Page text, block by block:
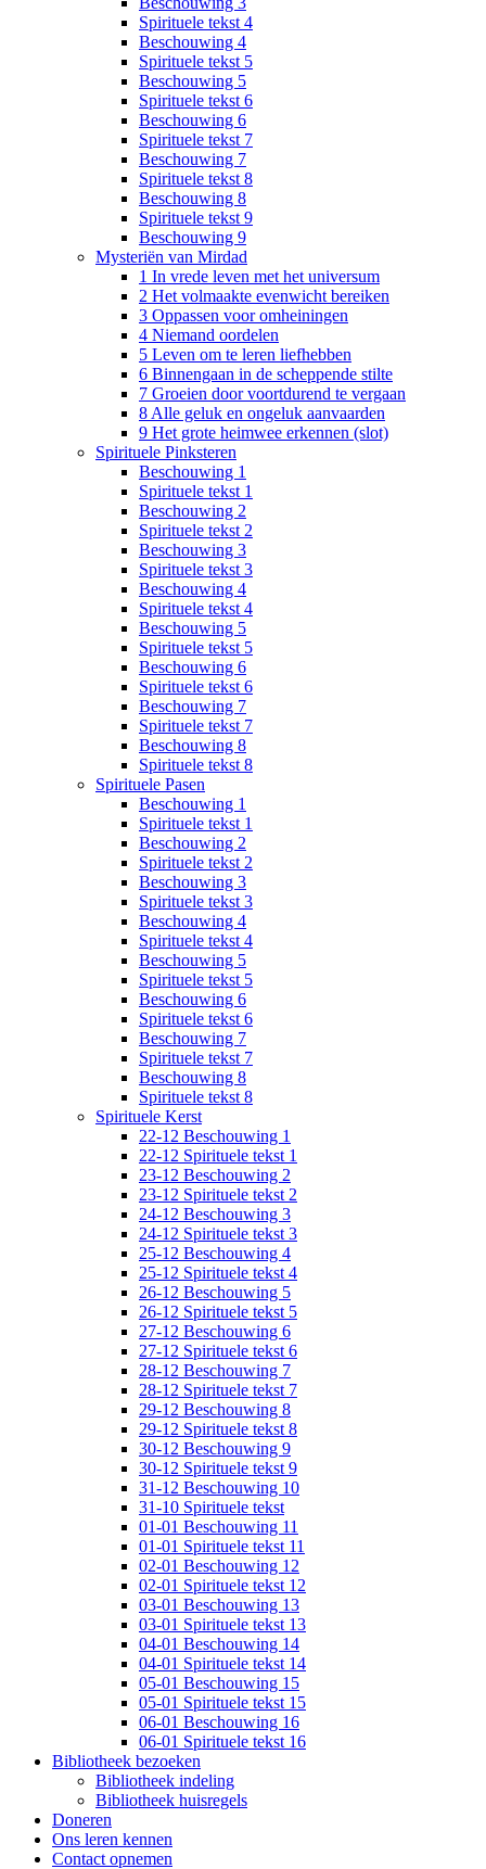
Spirituele tekst 4
Beschouwing 4
Spirituele tekst 5
Beschouwing 5
Spirituele tekst 6
Beschouwing 6
Spirituele tekst 7
Beschouwing 7
Spirituele tekst 8
Beschouwing 8
Spirituele tekst 9
Beschouwing 9
Mysteriën van Mirdad
1 In vrede leven met het universum
2 Het volmaakte evenwicht bereiken
3 Oppassen voor omheiningen
4 Niemand oordelen
5 Leven om te leren liefhebben
6 Binnengaan in de scheppende stilte
7 Groeien door voortdurend te vergaan
8 Alle geluk en ongeluk aanvaarden
9 Het grote heimwee erkennen (slot)
Spirituele Pinksteren
Beschouwing 1
Spirituele tekst 1
Beschouwing 2
Spirituele tekst 2
Beschouwing 3
Spirituele tekst 3
Beschouwing 4
Spirituele tekst 4
Beschouwing 5
Spirituele tekst 5
Beschouwing 6
Spirituele tekst 6
Beschouwing 7
Spirituele tekst 7
Beschouwing 8
Spirituele tekst 8
Spirituele Pasen
Beschouwing 1
Spirituele tekst 1
Beschouwing 2
Spirituele tekst 2
Beschouwing 3
Spirituele tekst 3
Beschouwing 4
Spirituele tekst 4
Beschouwing 5
Spirituele tekst 5
Beschouwing 6
Spirituele tekst 6
Beschouwing 7
Spirituele tekst 7
Beschouwing 8
Spirituele tekst 8
Spirituele Kerst
22-12 Beschouwing 1
22-12 Spirituele tekst 1
23-12 Beschouwing 2
23-12 Spirituele tekst 2
24-12 Beschouwing 3
24-12 Spirituele tekst 3
25-12 Beschouwing 4
25-12 Spirituele tekst 4
26-12 Beschouwing 5
26-12 Spirituele tekst 5
27-12 Beschouwing 6
27-12 Spirituele tekst 6
28-12 Beschouwing 7
28-12 Spirituele tekst 7
29-12 Beschouwing 8
29-12 Spirituele tekst 8
30-12 Beschouwing 9
30-12 Spirituele tekst 9
31-12 Beschouwing 10
31-10 Spirituele tekst
01-01 Beschouwing 11
01-01 Spirituele tekst 11
02-01 Beschouwing 12
02-01 Spirituele tekst 12
03-01 Beschouwing 13
03-01 Spirituele tekst 13
04-01 Beschouwing 14
04-01 Spirituele tekst 14
05-01 Beschouwing 15
05-01 Spirituele tekst 15
06-01 Beschouwing 16
06-01 Spirituele tekst 16
Bibliotheek bezoeken
Bibliotheek indeling
Bibliotheek huisregels
Doneren
Ons leren kennen
Contact opnemen